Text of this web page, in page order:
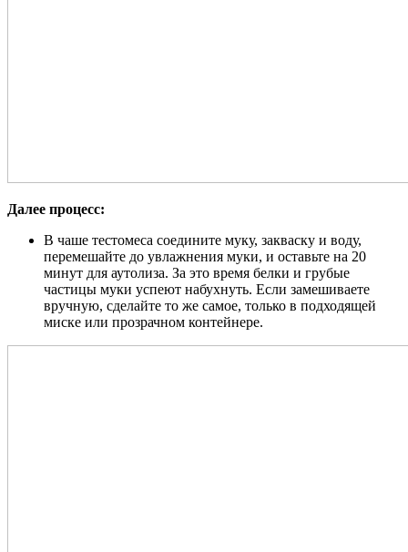
Далее процесс:
В чаше тестомеса соедините муку, закваску и воду,
перемешайте до увлажнения муки, и оставьте на 20
минут для аутолиза. За это время белки и грубые
частицы муки успеют набухнуть. Если замешиваете
вручную, сделайте то же самое, только в подходящей
миске или прозрачном контейнере.